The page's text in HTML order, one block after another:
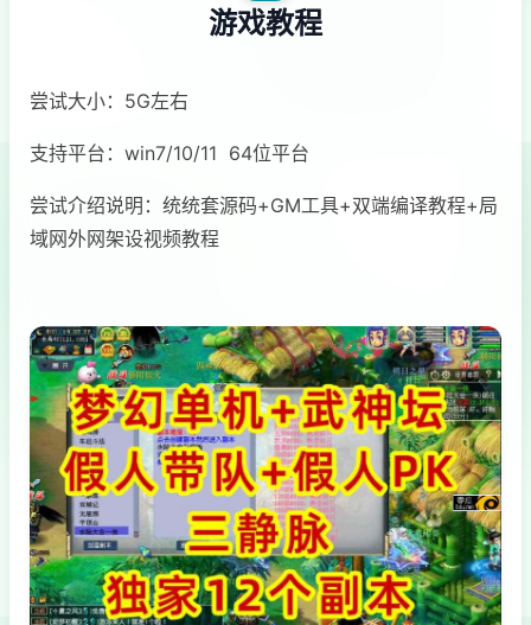
游戏教程
尝试大小：5G左右
支持平台：win7/10/11 64位平台
尝试介绍说明：统统套源码+GM工具+双端编译教程+局
域网外网架设视频教程